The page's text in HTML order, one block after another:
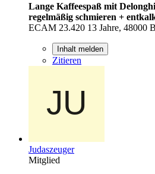
Lange Kaffeespaß mit
regelmäßig schmieren +
ECAM 23.420 13 Jahre, 48000
Inhalt melden
Zitieren
Judaszeuger
Mitglied